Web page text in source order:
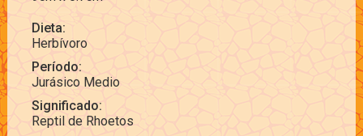
Dieta:
Herbívoro
Período:
Jurásico Medio
Significado:
Reptil de Rhoetos